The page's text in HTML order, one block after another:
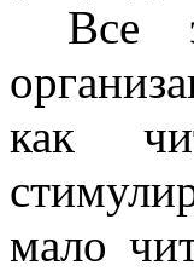
Все
как
мало